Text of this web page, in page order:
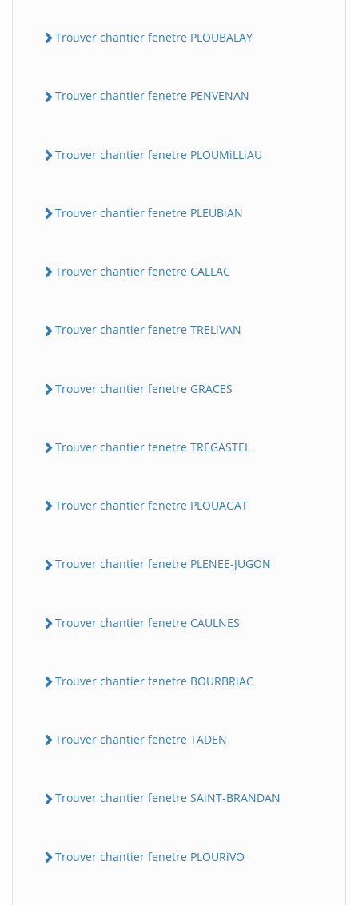
Trouver chantier fenetre PLOUBALAY
Trouver chantier fenetre PENVENAN
Trouver chantier fenetre PLOUMiLLiAU
Trouver chantier fenetre PLEUBiAN
Trouver chantier fenetre CALLAC
Trouver chantier fenetre TRELiVAN
Trouver chantier fenetre GRACES
Trouver chantier fenetre TREGASTEL
Trouver chantier fenetre PLOUAGAT
Trouver chantier fenetre PLENEE-JUGON
Trouver chantier fenetre CAULNES
Trouver chantier fenetre BOURBRiAC
Trouver chantier fenetre TADEN
Trouver chantier fenetre SAiNT-BRANDAN
Trouver chantier fenetre PLOURiVO